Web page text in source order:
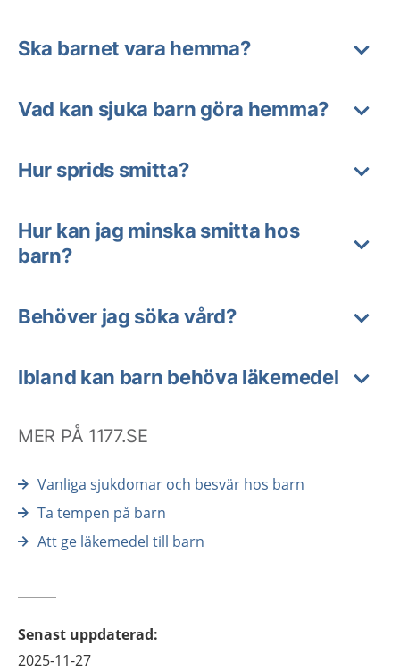
Ska barnet vara hemma?
Vad kan sjuka barn göra hemma?
Hur sprids smitta?
Hur kan jag minska smitta hos
barn?
Behöver jag söka vård?
Ibland kan barn behöva läkemedel
MER PÅ 1177.SE
Vanliga sjukdomar och besvär hos barn
Ta tempen på barn
Att ge läkemedel till barn
Senast uppdaterad:
2025-11-27